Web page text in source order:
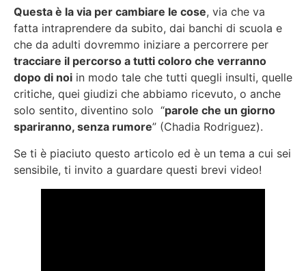
Questa è la via per cambiare le cose, via che va
fatta intraprendere da subito, dai banchi di scuola e
che da adulti dovremmo iniziare a percorrere per
tracciare il percorso a tutti coloro che verranno
dopo di noi in modo tale che tutti quegli insulti, quelle
critiche, quei giudizi che abbiamo ricevuto, o anche
solo sentito, diventino solo “parole che un giorno
spariranno, senza rumore” (Chadia Rodriguez).
Se ti è piaciuto questo articolo ed è un tema a cui sei
sensibile, ti invito a guardare questi brevi video!